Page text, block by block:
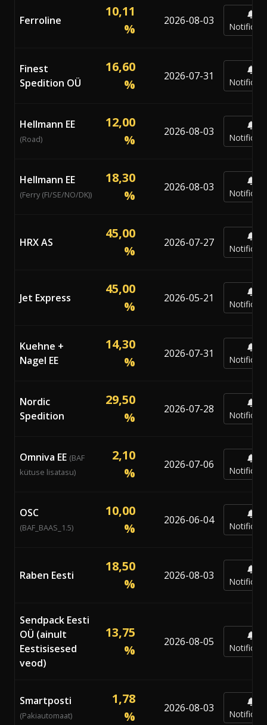
Ferroline
10,11
%
2026-08-03
Finest
Spedition OÜ
16,60
%
2026-07-31
Hellmann EE
(Road)
12,00
%
2026-08-03
Hellmann EE
(Ferry (FI/SE/NO/DK))
18,30
%
2026-08-03
HRX AS
45,00
%
2026-07-27
Jet Express
45,00
%
2026-05-21
Kuehne +
Nagel EE
14,30
%
2026-07-31
Nordic
Spedition
29,50
%
2026-07-28
Omniva EE (BAF
kütuse lisatasu)
2,10
%
2026-07-06
OSC
(BAF_BAAS_1.5)
10,00
%
2026-06-04
Raben Eesti
18,50
%
2026-08-03
Sendpack Eesti
OÜ (ainult
Eestisisesed
veod)
13,75
%
2026-08-05
Smartposti
(Pakiautomaat)
1,78
%
2026-08-03